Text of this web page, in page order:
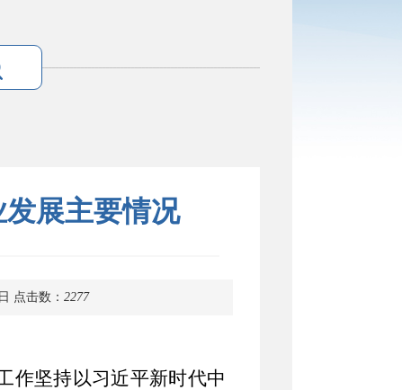
展主要情况
点击数： 2277
作坚持以习近平新时代中